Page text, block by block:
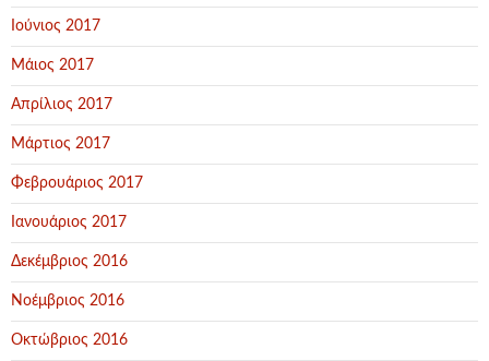
Ιούνιος 2017
Μάιος 2017
Απρίλιος 2017
Μάρτιος 2017
Φεβρουάριος 2017
Ιανουάριος 2017
Δεκέμβριος 2016
Νοέμβριος 2016
Οκτώβριος 2016